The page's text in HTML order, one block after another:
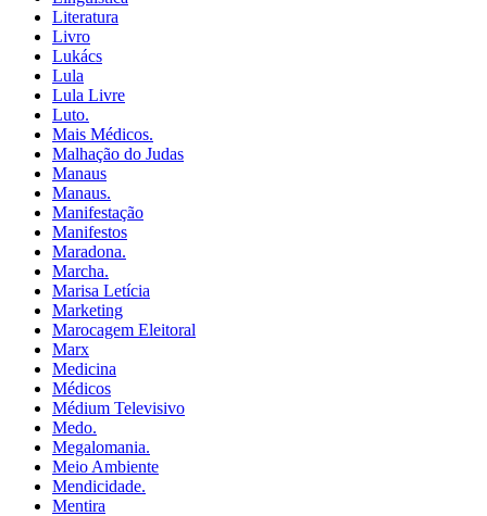
Literatura
Livro
Lukács
Lula
Lula Livre
Luto.
Mais Médicos.
Malhação do Judas
Manaus
Manaus.
Manifestação
Manifestos
Maradona.
Marcha.
Marisa Letícia
Marketing
Marocagem Eleitoral
Marx
Medicina
Médicos
Médium Televisivo
Medo.
Megalomania.
Meio Ambiente
Mendicidade.
Mentira